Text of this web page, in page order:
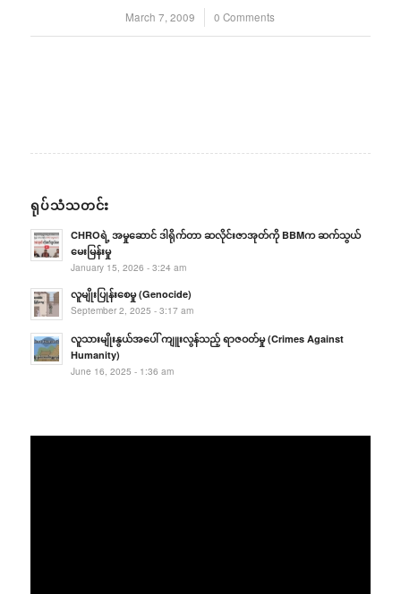
March 7, 2009
/ 0 Comments
ရုပ်သံသတင်း
CHROရဲ့ အမှုဆောင် ဒါရိုက်တာ ဆလိုင်းဇာအုတ်ကို BBMက ဆက်သွယ်
မေးမြန်းမှု
January 15, 2026 - 3:24 am
လူမျိုးပြုန်းစေမှု (Genocide)
September 2, 2025 - 3:17 am
လူသားမျိုးနွယ်အပေါ် ကျူးလွန်သည့် ရာဇဝတ်မှု (Crimes Against
Humanity)
June 16, 2025 - 1:36 am